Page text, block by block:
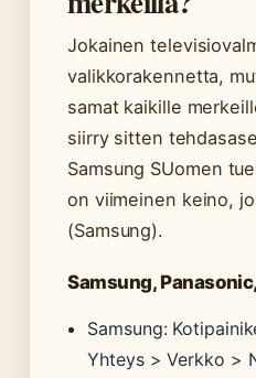
Jokainen
valikkorakennetta,
samat kaikille
siirry sitten
Samsung SUomen
on viimeinen keino,
(Samsung).
Samsung,
Samsung:
Yhteys > Verkko >